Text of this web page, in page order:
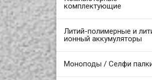
комплектующие
Литий-полимерные и
ионный аккумуляторы
Моноподы / Селфи